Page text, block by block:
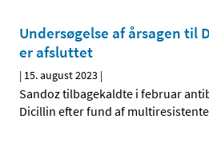
Undersøgelse af årsagen til
er afsluttet
| 15. august 2023 |
Sandoz tilbagekaldte i februar
Dicillin efter fund af